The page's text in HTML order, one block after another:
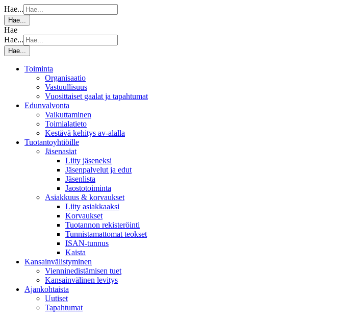
Hae...
Hae...
Hae
Hae...
Hae...
Toiminta
Organisaatio
Vastuullisuus
Vuosittaiset gaalat ja tapahtumat
Edunvalvonta
Vaikuttaminen
Toimialatieto
Kestävä kehitys av-alalla
Tuotantoyhtiöille
Jäsenasiat
Liity jäseneksi
Jäsenpalvelut ja edut
Jäsenlista
Jaostotoiminta
Asiakkuus & korvaukset
Liity asiakkaaksi
Korvaukset
Tuotannon rekisteröinti
Tunnistamattomat teokset
ISAN-tunnus
Kaista
Kansainvälistyminen
Vienninedistämisen tuet
Kansainvälinen levitys
Ajankohtaista
Uutiset
Tapahtumat